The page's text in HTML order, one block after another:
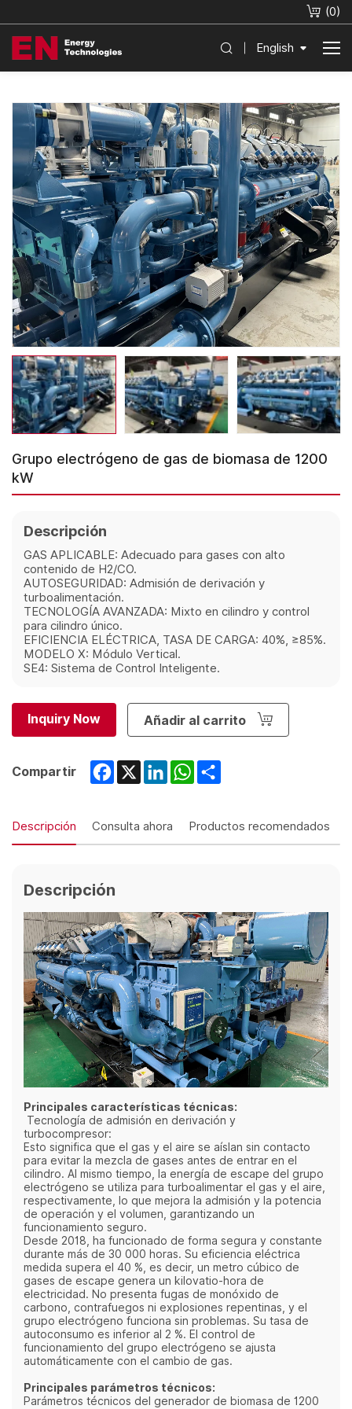
(0)
English
Grupo electrógeno de gas de biomasa de 1200
kW
Descripción
GAS APLICABLE: Adecuado para gases con alto
contenido de H2/CO.
AUTOSEGURIDAD: Admisión de derivación y
turboalimentación.
TECNOLOGÍA AVANZADA: Mixto en cilindro y control
para cilindro único.
EFICIENCIA ELÉCTRICA, TASA DE CARGA: 40%, ≥85%.
MODELO X: Módulo Vertical.
SE4: Sistema de Control Inteligente.
Inquiry Now Añadir al carrito
Compartir Facebook
X LinkedInWhatsApp
Descripción Consulta ahora Productos recomendados
Descripción
Principales características técnicas:
Tecnología de admisión en derivación y
turbocompresor:
Esto significa que el gas y el aire se aíslan sin contacto
para evitar la mezcla de gases antes de entrar en el
cilindro. Al mismo tiempo, la energía de escape del grupo
electrógeno se utiliza para turboalimentar el gas y el aire,
respectivamente, lo que mejora la admisión y la potencia
de operación y el volumen, garantizando un
funcionamiento seguro.
Desde 2018, ha funcionado de forma segura y constante
durante más de 30 000 horas. Su eficiencia eléctrica
medida supera el 40 %, es decir, un metro cúbico de
gases de escape genera un kilovatio-hora de
electricidad. No presenta fugas de monóxido de
carbono, contrafuegos ni explosiones repentinas, y el
grupo electrógeno funciona sin problemas. Su tasa de
autoconsumo es inferior al 2 %. El control de
funcionamiento del grupo electrógeno se ajusta
automáticamente con el cambio de gas.
Principales parámetros técnicos:
Parámetros técnicos del generador de biomasa de 1200